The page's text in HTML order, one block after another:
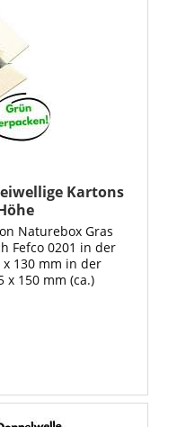
Kartons
Naturebox Gras
Fefco 0201 in der
x 130 mm in der
x 150 mm (ca.)